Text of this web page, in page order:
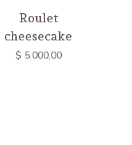
Roulet
cheesecake
$ 5.000,00